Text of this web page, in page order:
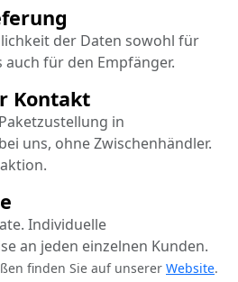
der Daten sowohl für
auch für den Empfänger.
Kontakt
in
uns, ohne Zwischenhändler.
Individuelle
an jeden einzelnen Kunden.
finden Sie auf unserer Website.